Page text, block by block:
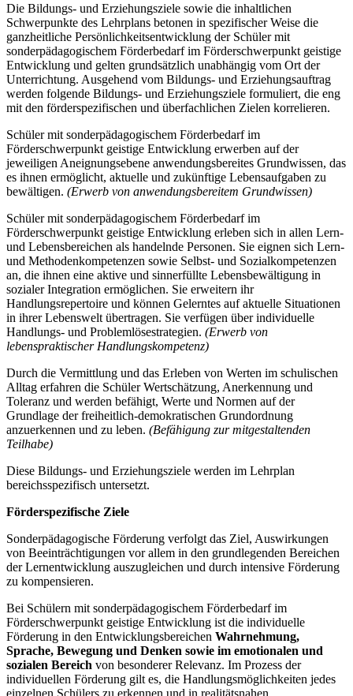
Die Bildungs- und Erziehungsziele sowie die inhaltlichen
Schwerpunkte des Lehrplans betonen in spezifischer Weise die
ganzheitliche Persönlichkeitsentwicklung der Schüler mit
sonderpädagogischem Förderbedarf im Förderschwerpunkt geistige
Entwicklung und gelten grundsätzlich unabhängig vom Ort der
Unterrichtung. Ausgehend vom Bildungs- und Erziehungsauftrag
werden folgende Bildungs- und Erziehungsziele formuliert, die eng
mit den förderspezifischen und überfachlichen Zielen korrelieren.
Schüler mit sonderpädagogischem Förderbedarf im
Förderschwerpunkt geistige Entwicklung erwerben auf der
jeweiligen Aneignungsebene anwendungsbereites Grundwissen, das
es ihnen ermöglicht, aktuelle und zukünftige Lebensaufgaben zu
bewältigen. (Erwerb von anwendungsbereitem Grundwissen)
Schüler mit sonderpädagogischem Förderbedarf im
Förderschwerpunkt geistige Entwicklung erleben sich in allen Lern-
und Lebensbereichen als handelnde Personen. Sie eignen sich Lern-
und Methodenkompetenzen sowie Selbst- und Sozialkompetenzen
an, die ihnen eine aktive und sinnerfüllte Lebensbewältigung in
sozialer Integration ermöglichen. Sie erweitern ihr
Handlungsrepertoire und können Gelerntes auf aktuelle Situationen
in ihrer Lebenswelt übertragen. Sie verfügen über individuelle
Handlungs- und Problemlösestrategien. (Erwerb von
lebenspraktischer Handlungskompetenz)
Durch die Vermittlung und das Erleben von Werten im schulischen
Alltag erfahren die Schüler Wertschätzung, Anerkennung und
Toleranz und werden befähigt, Werte und Normen auf der
Grundlage der freiheitlich-demokratischen Grundordnung
anzuerkennen und zu leben. (Befähigung zur mitgestaltenden
Teilhabe)
Diese Bildungs- und Erziehungsziele werden im Lehrplan
bereichsspezifisch untersetzt.
Förderspezifische Ziele
Sonderpädagogische Förderung verfolgt das Ziel, Auswirkungen
von Beeinträchtigungen vor allem in den grundlegenden Bereichen
der Lernentwicklung auszugleichen und durch intensive Förderung
zu kompensieren.
Bei Schülern mit sonderpädagogischem Förderbedarf im
Förderschwerpunkt geistige Entwicklung ist die individuelle
Förderung in den Entwicklungsbereichen Wahrnehmung,
Sprache, Bewegung und Denken sowie im emotionalen und
sozialen Bereich von besonderer Relevanz. Im Prozess der
individuellen Förderung gilt es, die Handlungsmöglichkeiten jedes
einzelnen Schülers zu erkennen und in realitätsnahen